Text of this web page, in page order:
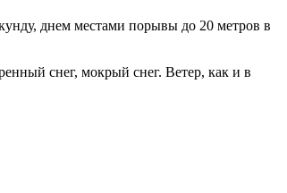
днем местами порывы до 20 метров в
снег, мокрый снег. Ветер, как и в